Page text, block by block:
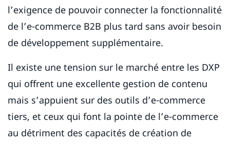
l’exigence de pouvoir connecter la fonctionnalité
de l’e-commerce B2B plus tard sans avoir besoin
de développement supplémentaire.
Il existe une tension sur le marché entre les DXP
qui offrent une excellente gestion de contenu
mais s’appuient sur des outils d’e-commerce
tiers, et ceux qui font la pointe de l’e-commerce
au détriment des capacités de création de